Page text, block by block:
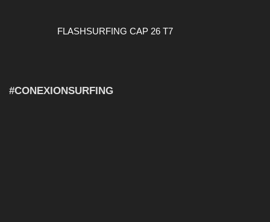
FLASHSURFING CAP 26 T7
#CONEXIONSURFING